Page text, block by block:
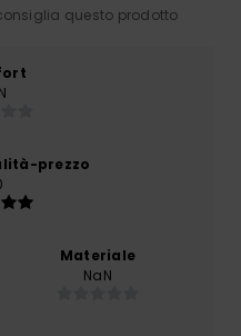
questo prodotto
prezzo
Materiale
NaN